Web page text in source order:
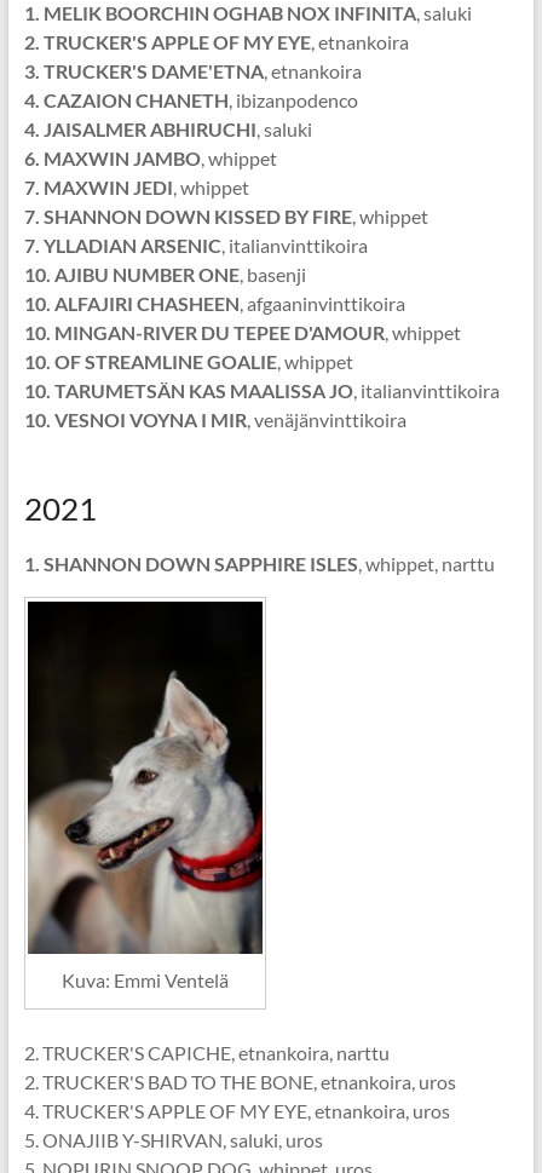
1. MELIK BOORCHIN OGHAB NOX INFINITA, saluki
2. TRUCKER'S APPLE OF MY EYE, etnankoira
3. TRUCKER'S DAME'ETNA, etnankoira
4. CAZAION CHANETH, ibizanpodenco
4. JAISALMER ABHIRUCHI, saluki
6. MAXWIN JAMBO, whippet
7. MAXWIN JEDI, whippet
7. SHANNON DOWN KISSED BY FIRE, whippet
7. YLLADIAN ARSENIC, italianvinttikoira
10. AJIBU NUMBER ONE, basenji
10. ALFAJIRI CHASHEEN, afgaaninvinttikoira
10. MINGAN-RIVER DU TEPEE D'AMOUR, whippet
10. OF STREAMLINE GOALIE, whippet
10. TARUMETSÄN KAS MAALISSA JO, italianvinttikoira
10. VESNOI VOYNA I MIR, venäjänvinttikoira
2021
1. SHANNON DOWN SAPPHIRE ISLES, whippet, narttu
Kuva: Emmi Ventelä
2. TRUCKER'S CAPICHE, etnankoira, narttu
2. TRUCKER'S BAD TO THE BONE, etnankoira, uros
4. TRUCKER'S APPLE OF MY EYE, etnankoira, uros
5. ONAJIIB Y-SHIRVAN, saluki, uros